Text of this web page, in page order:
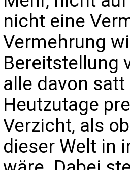
nicht eine
Vermehrung
Bereitstellung
alle davon
Heutzutage
Verzicht, als
dieser Welt in